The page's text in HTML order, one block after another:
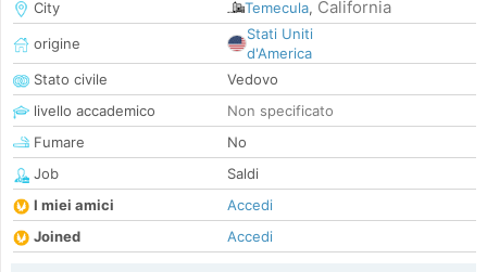
City
Temecula, California
origine
Stati Uniti
d'America
Stato civile
Vedovo
livello accademico
Non specificato
Fumare
No
Job
Saldi
I miei amici
Accedi
Joined
Accedi